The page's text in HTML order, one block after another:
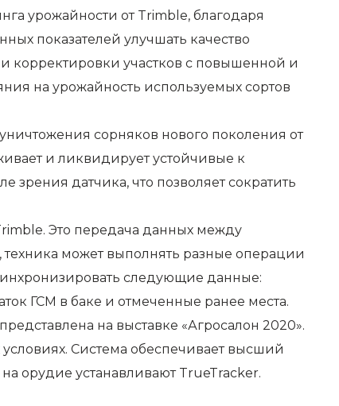
урожайности от Trimble, благодаря
показателей улучшать качество
корректировки участков с повышенной и
на урожайность используемых сортов
сорняков нового поколения от
и ликвидирует устойчивые к
датчика, что позволяет сократить
Это передача данных между
может выполнять разные операции
следующие данные:
ГСМ в баке и отмеченные ранее места.
на выставке «Агросалон 2020».
Система обеспечивает высший
орудие устанавливают TrueTracker.